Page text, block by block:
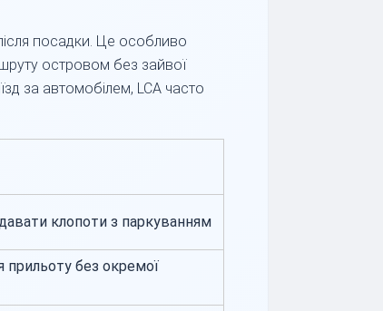
посадки. Це особливо
островом без зайвої
за автомобілем, LCA часто
клопоти з паркуванням
прильоту без окремої